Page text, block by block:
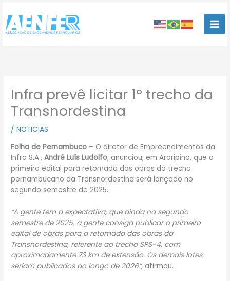
para
conteúdo
Infra prevê licitar 1º trecho da
Transnordestina
/NOTICIAS
Folha de Pernambuco – O diretor de Empreendimentos da
Infra S.A.,André Luís Ludolfo, anunciou, em Araripina, que o
primeiro edital para retomada das obras do trecho
pernambucano da Transnordestina será lançado no
segundo semestre de 2025.
“A gente tem a expectativa, que ainda no segundo
semestre de 2025, a gente consiga publicar o primeiro
edital de obras para a retomada das obras da
Transnordestina, referente ao trecho SPS-4, com
aproximadamente 73 km de extensão. Os demais lotes
seriam publicados ao longo de 2026”, afirmou.